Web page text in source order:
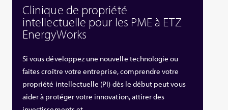
Clinique de propriété
intellectuelle pour les PME à ETZ
EnergyWorks
Si vous développez une nouvelle technologie ou
faites croître votre entreprise, comprendre votre
propriété intellectuelle (PI) dès le début peut vous
aider à protéger votre innovation, attirer des